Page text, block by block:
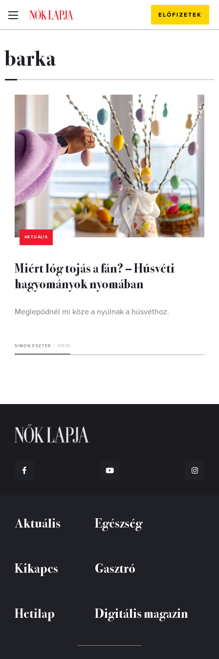
ELŐFIZETEK
barka
AKTUÁLIS
Miért lóg tojás a fán? – Húsvéti
hagyományok nyomában
Meglepődnél mi köze a nyúlnak a húsvéthoz.
SIMON ESZTER 4 PERC
Aktuális Egészség
Kikapcs Gasztró
Hetilap Digitális magazin